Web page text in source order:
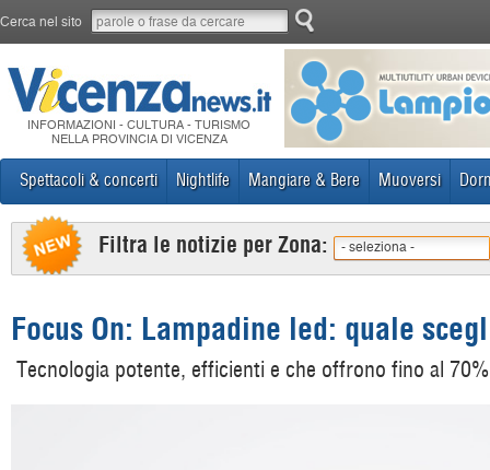
Cerca nel sito
INFORMAZIONI - CULTURA - TURISMO
NELLA PROVINCIA DI VICENZA
Spettacoli & concerti Nightlife Mangiare & Bere Muoversi
Filtra le notizie per Zona: - seleziona -
Focus On: Lampadine led: quale
Tecnologia potente, efficienti e che offrono fino al